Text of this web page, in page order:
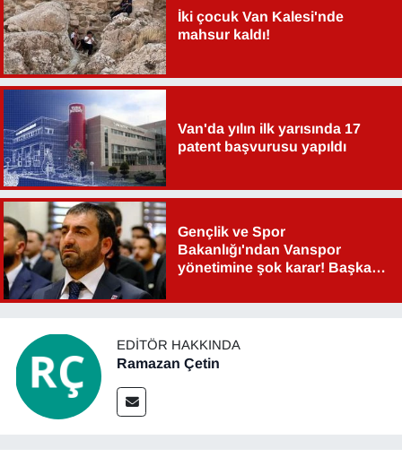
İki çocuk Van Kalesi'nde
mahsur kaldı!
Van'da yılın ilk yarısında 17
patent başvurusu yapıldı
Gençlik ve Spor
Bakanlığı'ndan Vanspor
yönetimine şok karar! Başkan
EDITÖR HAKKINDA
Ramazan Çetin
Seri İlan
Sinema - TV
SİYASET
SPOR
TEBRİK
TEKNOLOJİ
Turizm
Vasıta
YAŞAM